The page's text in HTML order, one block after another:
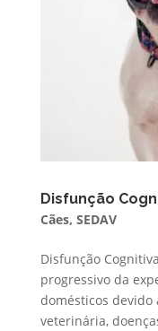
Disfunção
Cães, SEDAV
Disfunção
progressivo da
domésticos devido
veterinária,